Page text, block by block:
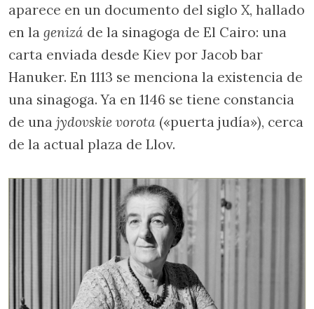
aparece en un documento del siglo X, hallado
en la genizá de la sinagoga de El Cairo: una
carta enviada desde Kiev por Jacob bar
Hanuker. En 1113 se menciona la existencia de
una sinagoga. Ya en 1146 se tiene constancia
de una jydovskie vorota («puerta judía»), cerca
de la actual plaza de Llov.